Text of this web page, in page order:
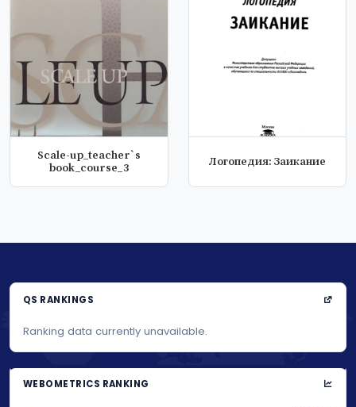
Scale-up_teacher`s
book_course_3
Логопедия: Заикание
QS RANKINGS
Ranking data currently unavailable.
WEBOMETRICS RANKING